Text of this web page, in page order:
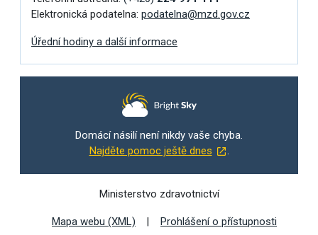
Elektronická podatelna: podatelna@mzd.gov.cz
Úřední hodiny a další informace
Domácí násilí není nikdy vaše chyba.
Najděte pomoc ještě dnes
Ministerstvo zdravotnictví
Mapa webu (XML) Prohlášení o přístupnosti